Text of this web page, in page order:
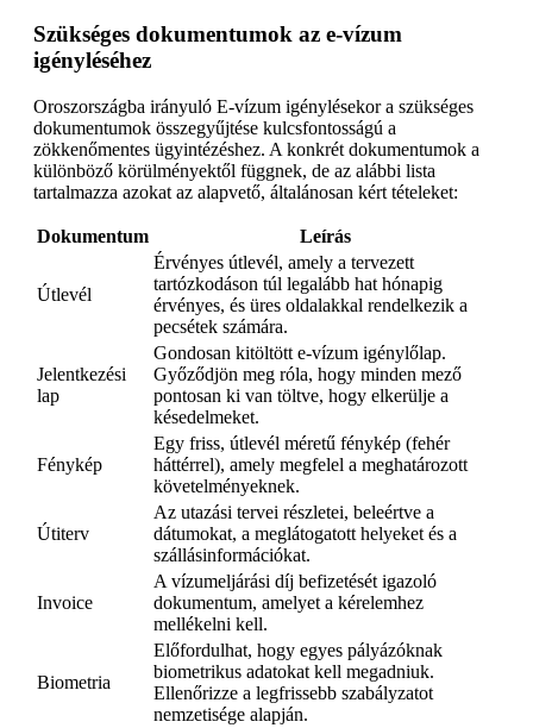
Szükséges dokumentumok az e-vízum
igényléséhez
Oroszországba irányuló E-vízum igénylésekor a szükséges
dokumentumok összegyűjtése kulcsfontosságú a
zökkenőmentes ügyintézéshez. A konkrét dokumentumok a
különböző körülményektől függnek, de az alábbi lista
tartalmazza azokat az alapvető, általánosan kért tételeket:
Dokumentum Leírás
Útlevél
Érvényes útlevél, amely a tervezett
tartózkodáson túl legalább hat hónapig
érvényes, és üres oldalakkal rendelkezik a
pecsétek számára.
Jelentkezési
lap
Gondosan kitöltött e-vízum igénylőlap.
Győződjön meg róla, hogy minden mező
pontosan ki van töltve, hogy elkerülje a
késedelmeket.
Fénykép
Egy friss, útlevél méretű fénykép (fehér
háttérrel), amely megfelel a meghatározott
követelményeknek.
Útiterv
Az utazási tervei részletei, beleértve a
dátumokat, a meglátogatott helyeket és a
szállásinformációkat.
Invoice
A vízumeljárási díj befizetését igazoló
dokumentum, amelyet a kérelemhez
mellékelni kell.
Biometria
Előfordulhat, hogy egyes pályázóknak
biometrikus adatokat kell megadniuk.
Ellenőrizze a legfrissebb szabályzatot
nemzetisége alapján.